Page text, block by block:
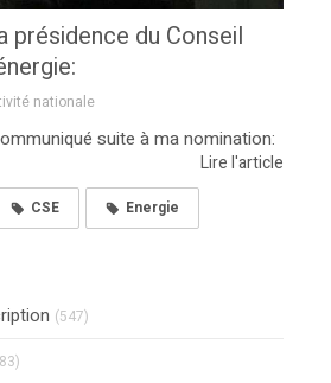
présidence du Conseil
nationale
suite à ma nomination:
Lire l'article
CSE Energie
(547)